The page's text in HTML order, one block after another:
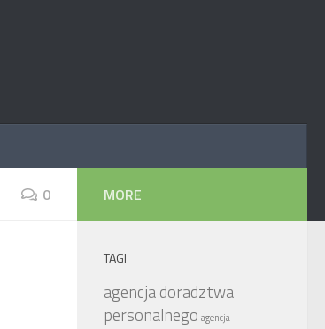
0 MORE
TAGI
agencja doradztwa
personalnego agencja